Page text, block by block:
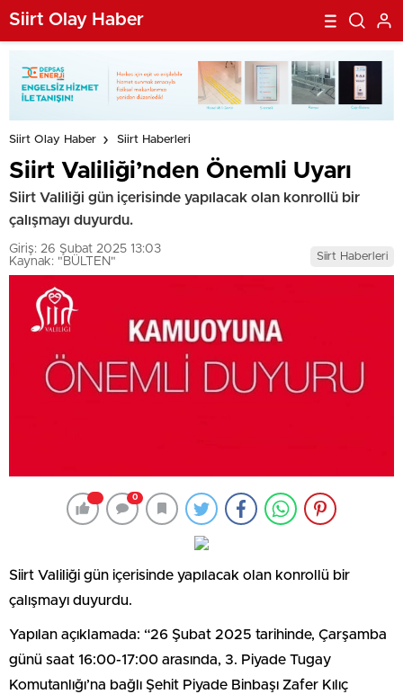
Siirt Olay Haber
Siirt Olay Haber Siirt Haberleri
Siirt Valiliği’nden Önemli Uyarı
Siirt Valiliği gün içerisinde yapılacak olan konrollü bir
çalışmayı duyurdu.
Giriş: 26 Şubat 2025 13:03
Kaynak: "BÜLTEN"
Siirt Haberleri
0
Siirt Valiliği gün içerisinde yapılacak olan konrollü bir
çalışmayı duyurdu.
Yapılan açıklamada: “26 Şubat 2025 tarihinde, Çarşamba
günü saat 16:00-17:00 arasında, 3. Piyade Tugay
Komutanlığı’na bağlı Şehit Piyade Binbaşı Zafer Kılıç